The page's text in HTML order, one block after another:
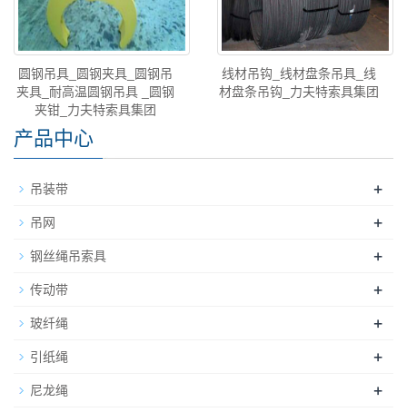
圆钢吊具_圆钢夹具_圆钢吊
夹具_耐高温圆钢吊具 _圆钢
夹钳_力夫特索具集团
线材吊钩_线材盘条吊具_线
材盘条吊钩_力夫特索具集团
产品中心
吊装带 +
吊网 +
钢丝绳吊索具 +
传动带 +
玻纤绳 +
引纸绳 +
尼龙绳 +